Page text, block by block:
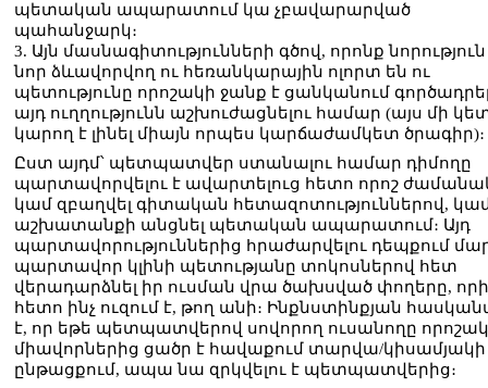
պետական ապարատում կա չբավարարված
պահանջարկ։
3. Այն մասնագիտությունների գծով, որոնք
նոր ձևավորվող ու հեռանկարային ոլորտ են ու
պետությունը որոշակի ջանք է ցանկանում
այդ ուղղությունն աշխուժացնելու համար (այս մի
կարող է լինել միայն որպես կարճաժամկետ ծրագիր)։
Ըստ այդմ՝ պետպատվեր ստանալու համար դիմողը
պարտավորվելու է ավարտելուց հետո որոշ
կամ զբաղվել գիտական հետազոտություններով,
աշխատանքի անցնել պետական ապարատում։ Այդ
պարտավորություններից հրաժարվելու դեպքում
պարտավոր կլինի պետությանը տոկոսներով հետ
վերադարձնել իր ուսման վրա ծախսված փողերը,
հետո ինչ ուզում է, թող անի։ Ինքնստինքյան
է, որ եթե պետպատվերով սովորող ուսանողը
միավորներից ցածր է հավաքում տարվա/կիսամյակի
ընթացքում, ապա նա զրկվելու է պետպատվերից։